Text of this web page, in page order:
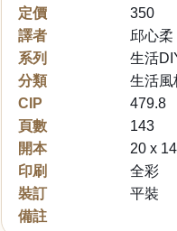
定價
350
譯者
邱心柔
系列
生活
分類
生活風
CIP
479.8
頁數
143
開本
20 x
印刷
全彩
裝訂
平裝
備註